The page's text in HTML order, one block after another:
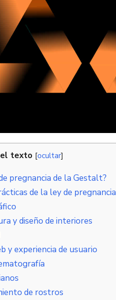
el texto [ocultar]
pregnancia de la Gestalt?
de la ley de pregnancia
y diseño de interiores
y experiencia de usuario
de rostros